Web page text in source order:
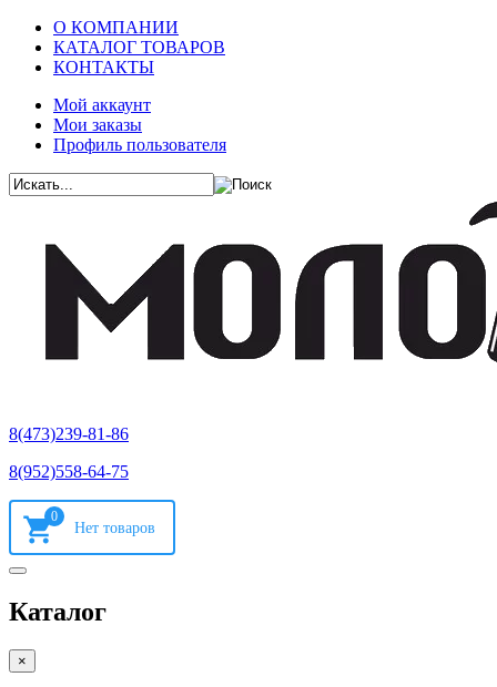
О КОМПАНИИ
КАТАЛОГ ТОВАРОВ
КОНТАКТЫ
Мой аккаунт
Мои заказы
Профиль пользователя
8(473)239-81-86
8(952)558-64-75
0
Каталог
×